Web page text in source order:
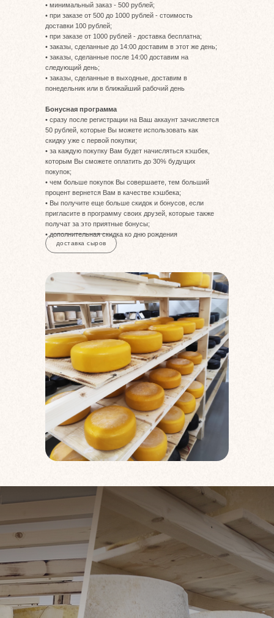
• минимальный заказ - 500 рублей;
• при заказе от 500 до 1000 рублей - стоимость
доставки 100 рублей;
• при заказе от 1000 рублей - доставка бесплатна;
• заказы, сделанные до 14:00 доставим в этот же день;
• заказы, сделанные после 14:00 доставим на
следующий день;
• заказы, сделанные в выходные, доставим в
понедельник или в ближайший рабочий день ⠀
Бонусная программа
• сразу после регистрации на Ваш аккаунт зачисляется
50 рублей, которые Вы можете использовать как
скидку уже с первой покупки;
• за каждую покупку Вам будет начисляться кэшбек,
которым Вы сможете оплатить до 30% будущих
покупок;
• чем больше покупок Вы совершаете, тем больший
процент вернется Вам в качестве кэшбека;
• Вы получите еще больше скидок и бонусов, если
пригласите в программу своих друзей, которые также
получат за это приятные бонусы;
• дополнительная скидка ко дню рождения
доставка сыров